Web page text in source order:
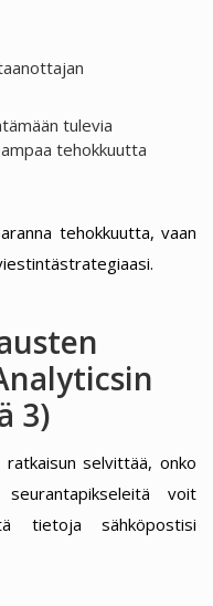
tulevia
tehokkuutta
tehokkuutta, vaan
3)
selvittää, onko
voit
tietoja sähköpostisi